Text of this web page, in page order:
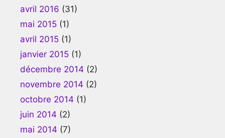
avril 2016 (31)
mai 2015 (1)
avril 2015 (1)
janvier 2015 (1)
décembre 2014 (2)
novembre 2014 (2)
octobre 2014 (1)
juin 2014 (2)
mai 2014 (7)